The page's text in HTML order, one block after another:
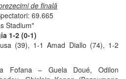
de finală
69.665
Stadium"
1-2 (0-1)
(39), 1-1 Amad Diallo (74), 1-2
Fofana – Guela Doué, Odilon